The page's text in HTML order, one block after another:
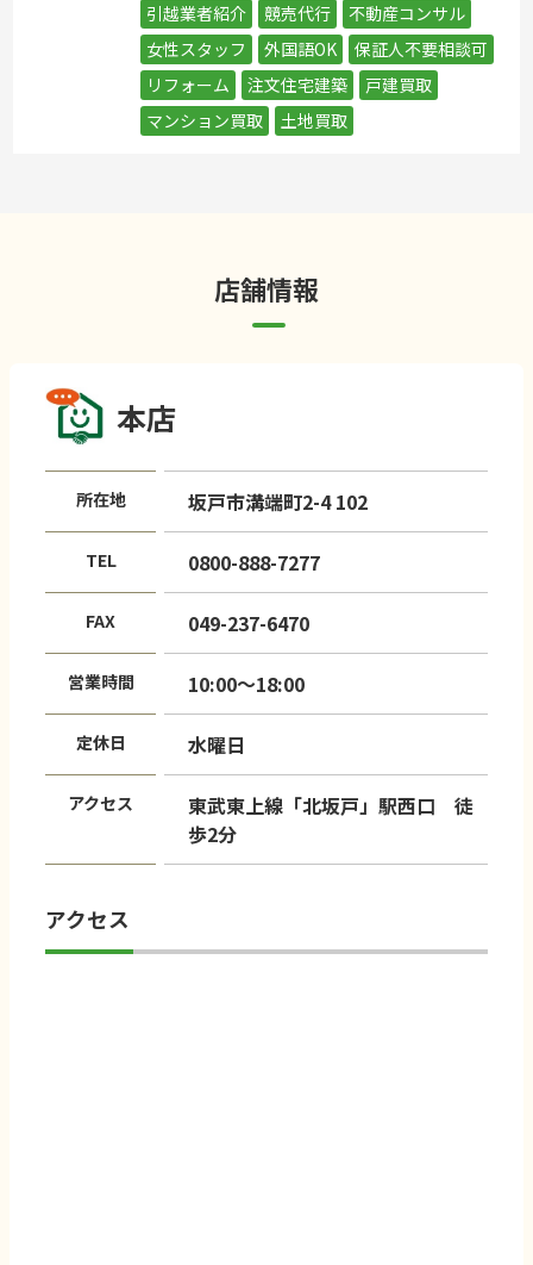
引越業者紹介
競売代行
不動産コンサル
女性スタッフ
外国語OK
保証人不要相談可
リフォーム
注文住宅建築
戸建買取
マンション買取
土地買取
店舗情報
本店
所在地 坂戸市溝端町2-4 102
TEL 0800-888-7277
FAX 049-237-6470
営業時間 10:00〜18:00
定休日 水曜日
アクセス
東武東上線「北坂戸」駅西口 徒
歩2分
アクセス